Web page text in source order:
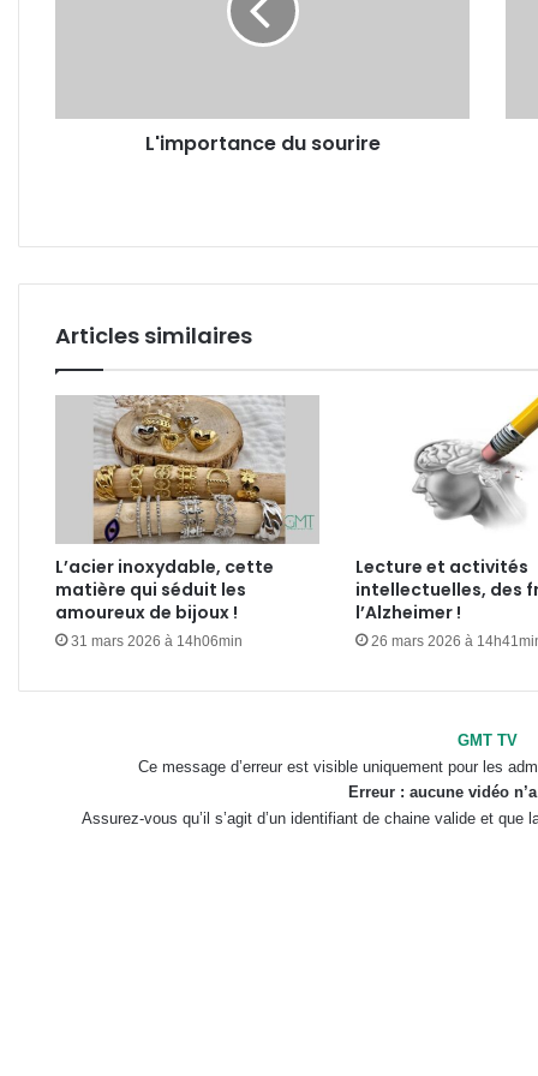
L'importance du sourire
Articles similaires
L’acier inoxydable, cette
matière qui séduit les
amoureux de bijoux !
31 mars 2026 à 14h06min
Lecture et activités
intellectuelles, des
l’Alzheimer !
26 mars 2026 à
GMT TV
Ce message d’erreur est visible uniquement pour les
Erreur : aucune vidéo
Assurez-vous qu’il s’agit d’un identifiant de chaine valide et